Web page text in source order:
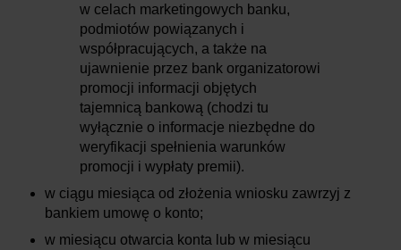
w celach marketingowych banku,
podmiotów powiązanych i
współpracujących, a także na
ujawnienie przez bank organizatorowi
promocji informacji objętych
tajemnicą bankową (chodzi tu
wyłącznie o informacje niezbędne do
weryfikacji spełnienia warunków
promocji i wypłaty premii).
w ciągu miesiąca od złożenia wniosku zawrzyj z
bankiem umowę o konto;
w miesiącu otwarcia konta lub w miesiącu